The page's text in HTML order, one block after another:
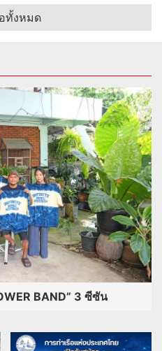
ทั้งหมด
BAND” 3 ซีซัน